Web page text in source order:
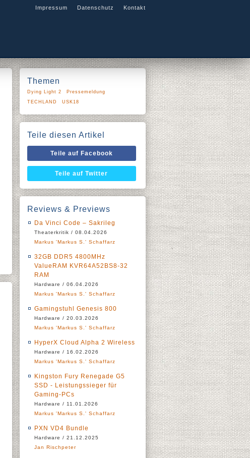
Impressum Datenschutz Kontakt
Themen
Dying Light 2
Pressemeldung
TECHLAND
USK18
Teile diesen Artikel
Teile auf Facebook
Teile auf Twitter
Reviews & Previews
Da Vinci Code – Sakrileg
Theaterkritik / 08.04.2026
Markus 'Markus S.' Schaffarz
32GB DDR5 4800MHz
ValueRAM KVR64A52BS8-32
RAM
Hardware / 06.04.2026
Markus 'Markus S.' Schaffarz
Gamingstuhl Genesis 800
Hardware / 20.03.2026
Markus 'Markus S.' Schaffarz
HyperX Cloud Alpha 2 Wireless
Hardware / 16.02.2026
Markus 'Markus S.' Schaffarz
Kingston Fury Renegade G5
SSD - Leistungssieger für
Gaming-PCs
Hardware / 11.01.2026
Markus 'Markus S.' Schaffarz
PXN VD4 Bundle
Hardware / 21.12.2025
Jan Rischpeter